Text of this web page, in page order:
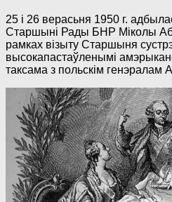
25 і 26 верасьня 1950 г.
Старшыні Рады БНР Міколы
рамках візыту Старшыня
высокапастаўленымі
таксама з польскім генэралам